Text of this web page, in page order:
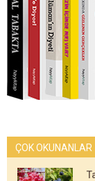
ÇOK OKUNANLAR